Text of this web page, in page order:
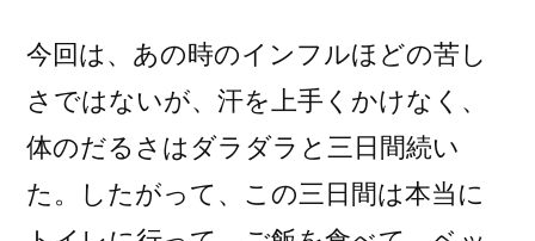
今回は、あの時のインフルほどの苦し
さではないが、汗を上手くかけなく、
体のだるさはダラダラと三日間続い
た。したがって、この三日間は本当に